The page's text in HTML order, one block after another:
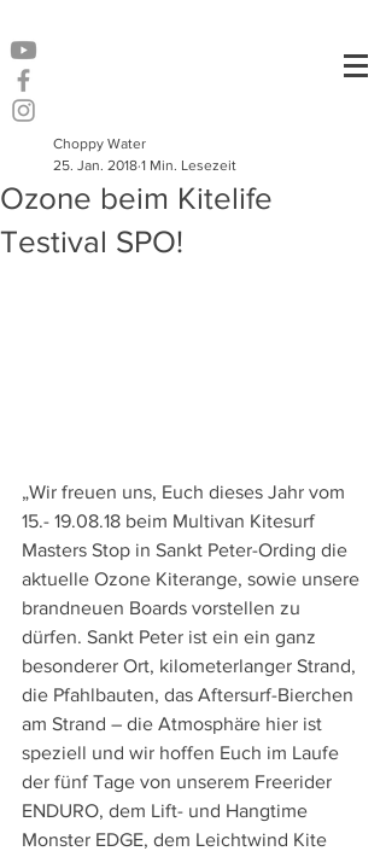
Ozone beim Kitelife
Testival SPO!
Choppy Water
25. Jan. 2018 1 Min. Lesezeit
„Wir freuen uns, Euch dieses Jahr vom
15.- 19.08.18 beim Multivan Kitesurf
Masters Stop in Sankt Peter-Ording die
aktuelle Ozone Kiterange, sowie unsere
brandneuen Boards vorstellen zu
dürfen. Sankt Peter ist ein ein ganz
besonderer Ort, kilometerlanger Strand,
die Pfahlbauten, das Aftersurf-Bierchen
am Strand – die Atmosphäre hier ist
speziell und wir hoffen Euch im Laufe
der fünf Tage von unserem Freerider
ENDURO, dem Lift- und Hangtime
Monster EDGE, dem Leichtwind Kite